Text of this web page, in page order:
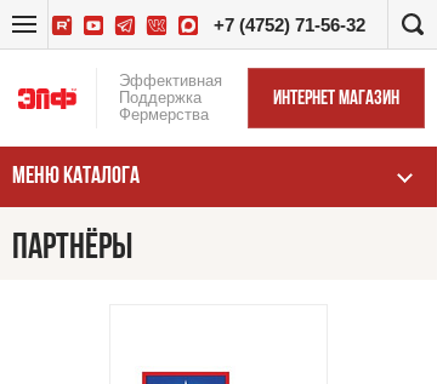
+7 (4752) 71-56-32
Эффективная
Поддержка
Фермерства
ИНТЕРНЕТ МАГАЗИН
МЕНЮ КАТАЛОГА
ПАРТНЁРЫ